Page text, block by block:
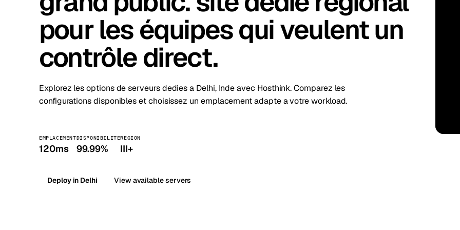
Stockholm Suède Tallinn
Warsaw Pologne Zurich
pour les équipes qui veulent un
contrôle direct.
Explorez les options de serveurs dedies a Delhi, Inde avec Hosthink. Comparez les
configurations disponibles et choisissez un emplacement adapte a votre workload.
EMPLACEMENT
120ms
DISPONIBILITE
99.99%
REGION
III+
Deploy in Delhi View available servers